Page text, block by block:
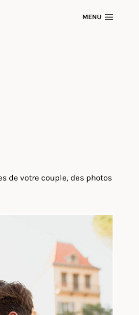
MENU
de votre couple, des photos